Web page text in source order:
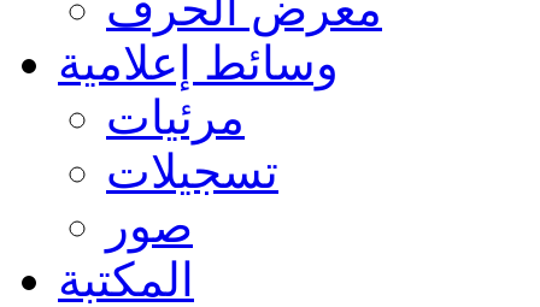
وسائط إعلامية
مرئيات
تسجيلات
صور
المكتبة